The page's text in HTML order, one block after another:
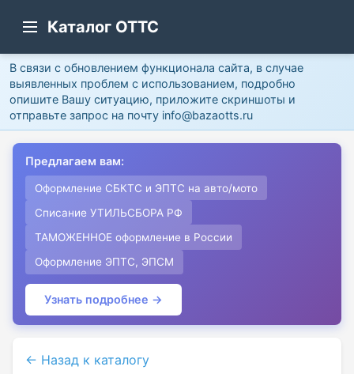
Каталог ОТТС
В связи с обновлением функционала сайта, в случае
выявленных проблем с использованием, подробно
опишите Вашу ситуацию, приложите скриншоты и
отправьте запрос на почту info@bazaotts.ru
Предлагаем вам:
Оформление СБКТС и ЭПТС на авто/мото
Списание УТИЛЬСБОРА РФ
ТАМОЖЕННОЕ оформление в России
Оформление ЭПТС, ЭПСМ
Узнать подробнее →
← Назад к каталогу